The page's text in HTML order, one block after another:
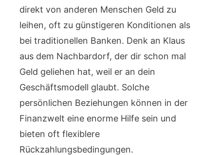
direkt von anderen Menschen Geld zu
leihen, oft zu günstigeren Konditionen als
bei traditionellen Banken. Denk an Klaus
aus dem Nachbardorf, der dir schon mal
Geld geliehen hat, weil er an dein
Geschäftsmodell glaubt. Solche
persönlichen Beziehungen können in der
Finanzwelt eine enorme Hilfe sein und
bieten oft flexiblere
Rückzahlungsbedingungen.